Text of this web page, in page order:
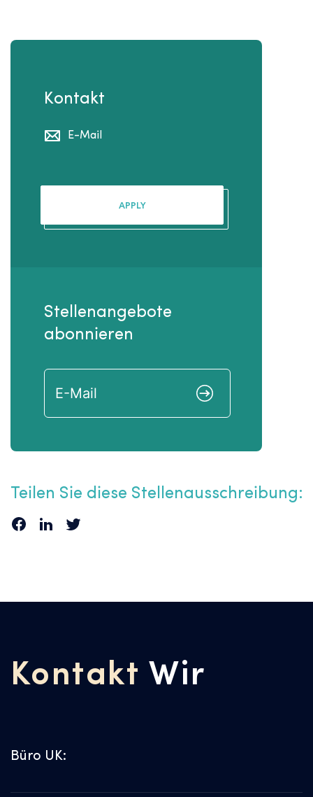
Kontakt
E-Mail
APPLY
Stellenangebote
abonnieren
Teilen Sie diese Stellenausschreibung:
Kontakt Wir
Büro UK: